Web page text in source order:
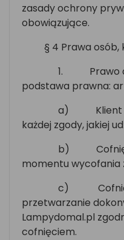
zasady ochrony
obowiązujące.
§ 4 Prawa
1.
Prawo
podstawa prawna:
a)
każdej zgody, jakiej
b)
momentu wycofania
c)
przetwarzanie
Lampydomal.pl
cofnięciem.